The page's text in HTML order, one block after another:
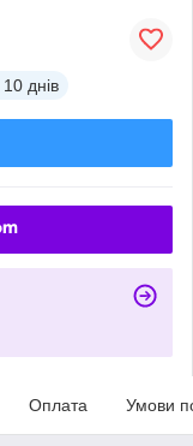
10 днів
Оплата Умови